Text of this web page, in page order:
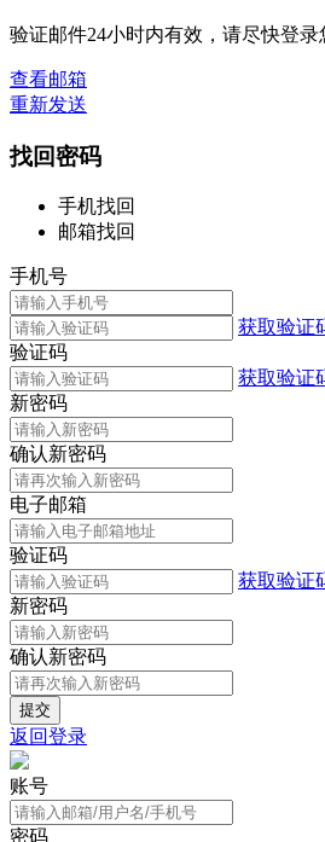
验证邮件24小时内有效，请尽快登
查看邮箱
重新发送
找回密码
手机找回
邮箱找回
手机号
获取验证
验证码
获取验证
新密码
确认新密码
电子邮箱
验证码
获取验证
新密码
确认新密码
返回登录
账号
密码